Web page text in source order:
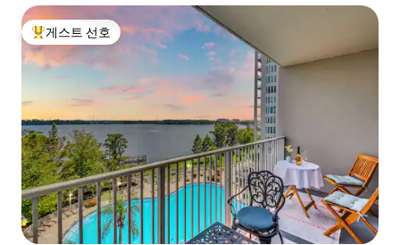
상위 게스트 선호
게스트 선호